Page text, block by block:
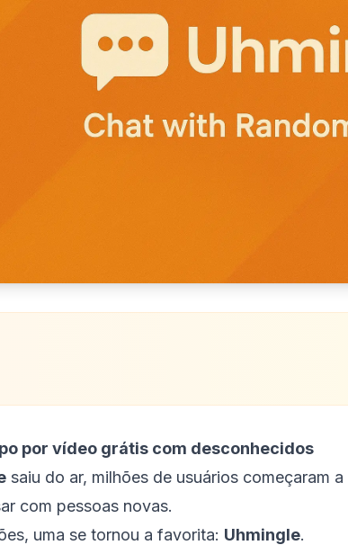
por vídeo grátis com desconhecidos
saiu do ar, milhões de usuários começaram
com pessoas novas.
uma se tornou a favorita: Uhmingle.